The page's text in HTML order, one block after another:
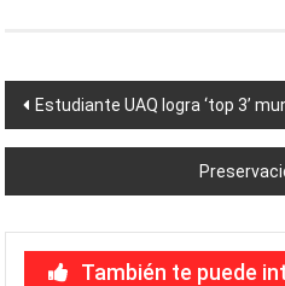
Navegación
de
entradas
Estudiante UAQ logra ‘top 3’
También te puede